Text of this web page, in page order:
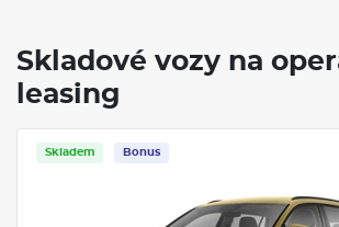
Skladové vozy na
leasing
Skladem Bonus